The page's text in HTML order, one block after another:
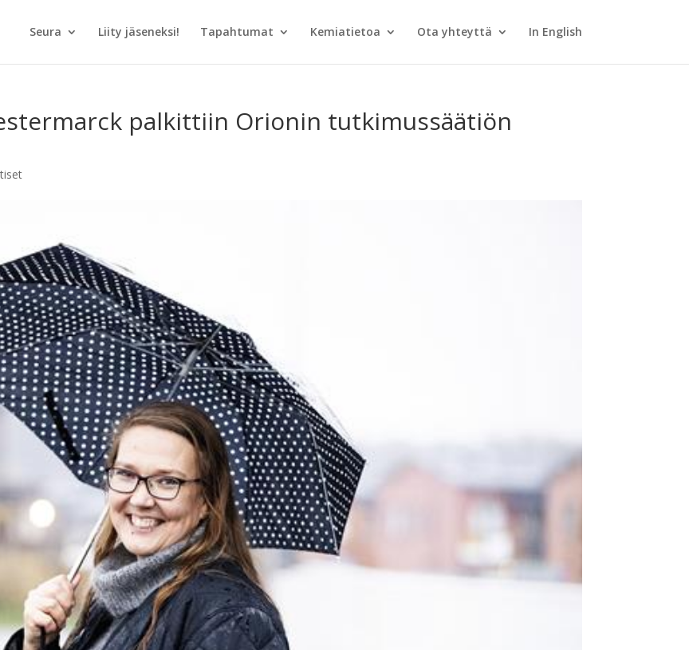
Seura Liity jäseneksi! Tapahtumat Kemiatietoa Ota yhteyttä In English
palkittiin Orionin tutkimussäätiön